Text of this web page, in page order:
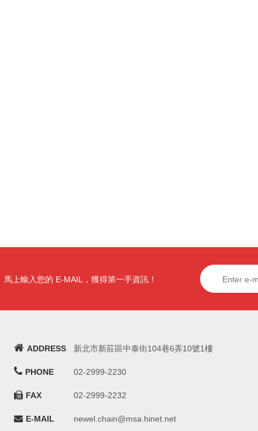
馬上輸入您的 E-MAIL，獲得第一手資訊！
ADDRESS 新北市新莊區中泰街104巷6弄10號1樓
PHONE 02-2999-2230
FAX 02-2999-2232
E-MAIL newel.chain@msa.hinet.net